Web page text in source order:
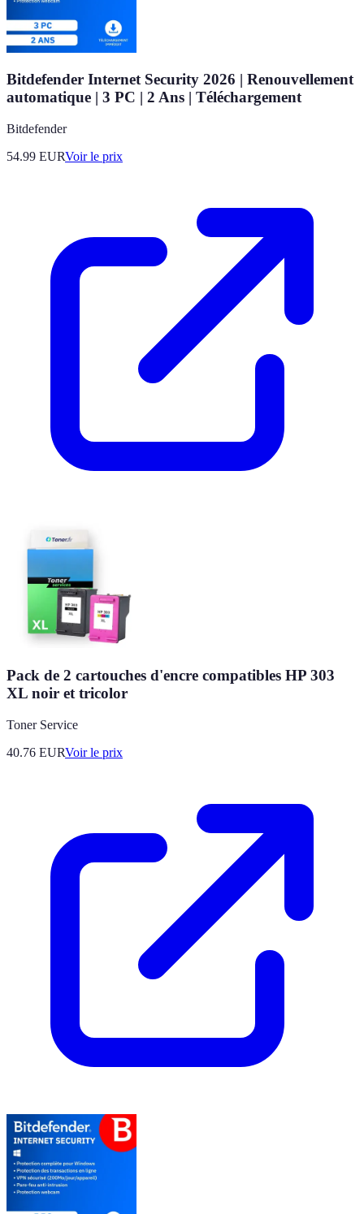
Bitdefender Internet Security 2026 | Renouvellement
automatique | 3 PC | 2 Ans | Téléchargement
Bitdefender
54.99 EURVoir le prix
Pack de 2 cartouches d'encre compatibles HP 303
XL noir et tricolor
Toner Service
40.76 EURVoir le prix